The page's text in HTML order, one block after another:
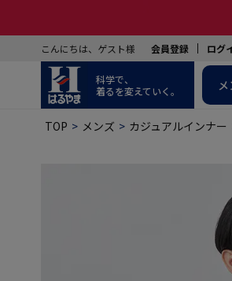
こんにちは、ゲスト様 会員登録 ログ
科学で、
着るを変えていく。
TOP メンズ カジュアルインナー